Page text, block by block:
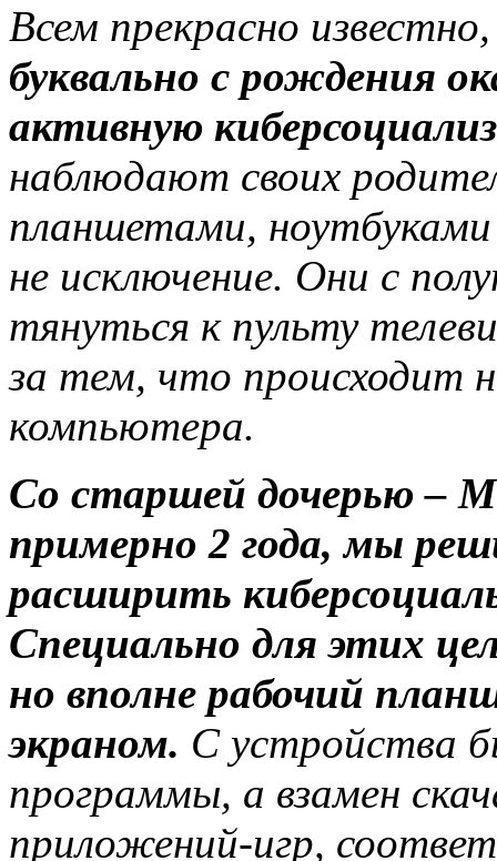
Всем прекрасно
буквально с рождения
активную
наблюдают своих
планшетами,
не исключение. Они с
тянуться к пульту
за тем, что происходит
компьютера.
Со старшей дочерью –
примерно 2 года, мы
расширить
Специально для этих
но вполне рабочий
экраном. С устройства
программы, а взамен
приложений-игр,